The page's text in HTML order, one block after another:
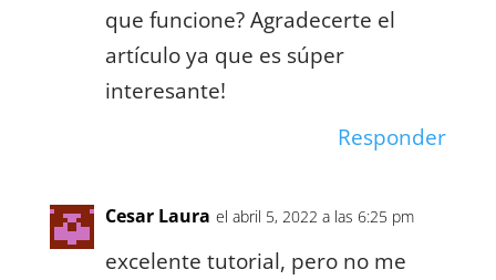
que funcione? Agradecerte el
artículo ya que es súper
interesante!
Responder
Cesar Laura el abril 5, 2022 a las 6:25 pm
excelente tutorial, pero no me